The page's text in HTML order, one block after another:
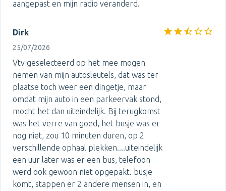
aangepast en mijn radio veranderd.
Dirk
25/07/2026
Vtv geselecteerd op het mee mogen
nemen van mijn autosleutels, dat was ter
plaatse toch weer een dingetje, maar
omdat mijn auto in een parkeervak stond,
mocht het dan uiteindelijk. Bij terugkomst
was het verre van goed, het busje was er
nog niet, zou 10 minuten duren, op 2
verschillende ophaal plekken....uiteindelijk
een uur later was er een bus, telefoon
werd ook gewoon niet opgepakt. busje
komt, stappen er 2 andere mensen in, en